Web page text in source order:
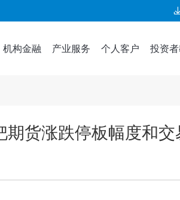
机构金融 产业服务 个人客户 投资
期货涨跌停板幅度和